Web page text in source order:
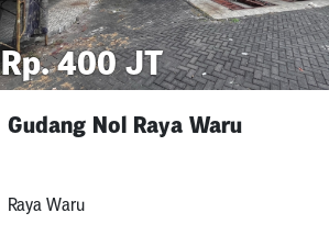
Rp. 400 JT
Gudang Nol Raya Waru
Raya Waru